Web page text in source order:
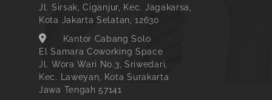
Jl. Sirsak, Ciganjur, Kec. Jagakarsa,
Kota Jakarta Selatan, 12630
Kantor Cabang Solo
El Samara Coworking Space
Jl. Wora Wari No.3, Sriwedari,
Kec. Laweyan, Kota Surakarta
Jawa Tengah 57141